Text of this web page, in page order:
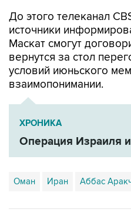
До этого телеканал
источники
Маскат смогут
вернутся за стол
условий июньского
взаимопонимании.
ХРОНИКА
Операция Израиля
Оман Иран Аббас